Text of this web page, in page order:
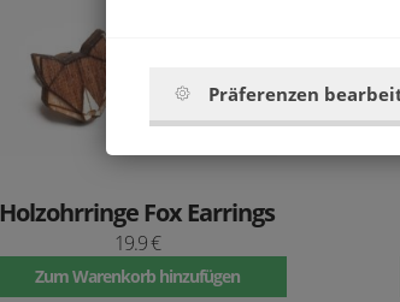
Holzohrringe Fox Earrings
19.9 €
Zum Warenkorb hinzufügen
Präferenzen